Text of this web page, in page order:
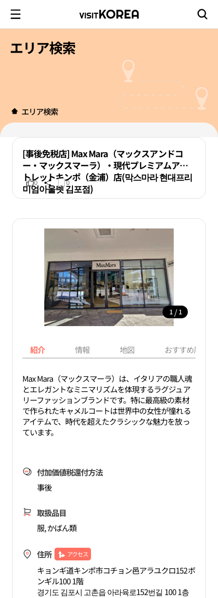
エリア検索
エリア検索
[事後免税店] Max Mara（マックスアンドコ
ー・マックスマーラ）・現代プレミアムアウ
トレットキンポ（金浦）店(막스마라 현대프리
미엄아울렛 김포점)
0 0
1 / 1
紹介 情報 地図 おすすめ周辺
Max Mara（マックスマーラ）は、イタリアの職人魂
とエレガントなミニマリズムを体現するラグジュア
リーファッションブランドです。特に最高級の素材
で作られたキャメルコートは世界中の女性が憧れる
アイテムで、時代を超えたクラシックな魅力を放っ
ています。
付加価値税還付方法
事後
取扱品目
服, かばん類
住所 アクセス
キョンギ道キンポ市コチョン邑アラユクロ152ボ
ンギル100 1階
경기도 김포시 고촌읍 아라육로152번길 100 1층